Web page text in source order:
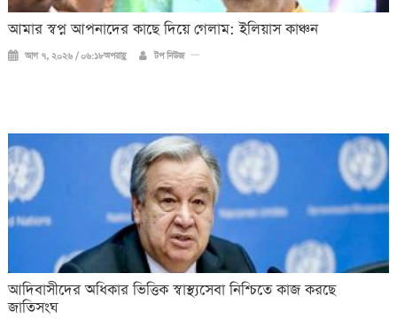
আমার স্বপ্ন আপনাদের কাছে দিয়ে গেলাম: ইলিয়াস কাঞ্চন
আগ ৭, ২০২৬ / ০৬:১৮অপরাহ্ণ টপ নিউজ
আদিবাসীদের অধিকার ভিত্তিক স্বাস্থ্যসেবা নিশ্চিতে কাজ করছে
জাতিসংঘ